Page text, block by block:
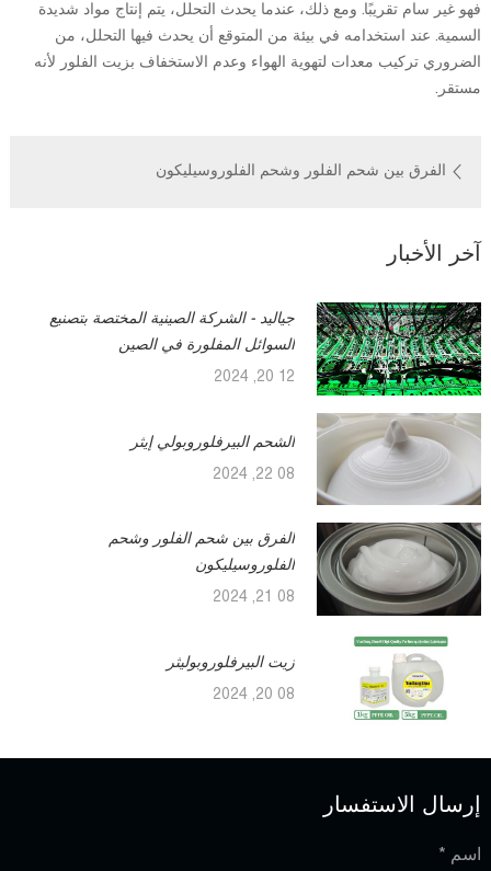
فهو غير سام تقريبًا. ومع ذلك، عندما يحدث التحلل، يتم إنتاج مواد شديدة
السمية. عند استخدامه في بيئة من المتوقع أن يحدث فيها التحلل، من
الضروري تركيب معدات لتهوية الهواء وعدم الاستخفاف بزيت الفلور لأنه
مستقر.
الفرق بين شحم الفلور وشحم الفلوروسيليكون
آخر الأخبار
جياليد - الشركة الصينية المختصة بتصنيع
السوائل المفلورة في الصين
12 20, 2024
الشحم البيرفلوروبولي إيثر
08 22, 2024
الفرق بين شحم الفلور وشحم
الفلوروسيليكون
08 21, 2024
زيت البيرفلوروبوليثر
08 20, 2024
إرسال الاستفسار